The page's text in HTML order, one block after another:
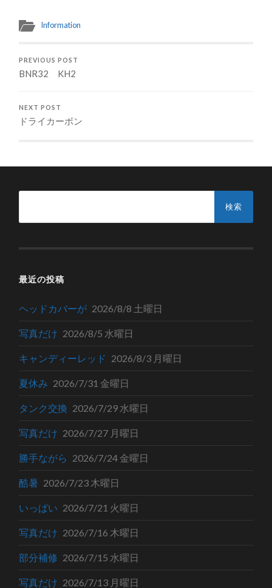
Information
PREVIOUS POST
BNR32 KH2
NEXT POST
ドライカーボン
最近の投稿
ヘッドカバーが 2026/8/8 土曜日
写真だけ 2026/8/5 水曜日
キャンディーレッド 2026/8/3 月曜日
夏休み 2026/7/31 金曜日
タンク交換 2026/7/29 水曜日
写真だけ 2026/7/27 月曜日
勝手ながら 2026/7/24 金曜日
酷暑 2026/7/23 木曜日
いっぱい 2026/7/21 火曜日
写真だけ 2026/7/16 木曜日
部分補修 2026/7/15 水曜日
写真だけ 2026/7/13 月曜日